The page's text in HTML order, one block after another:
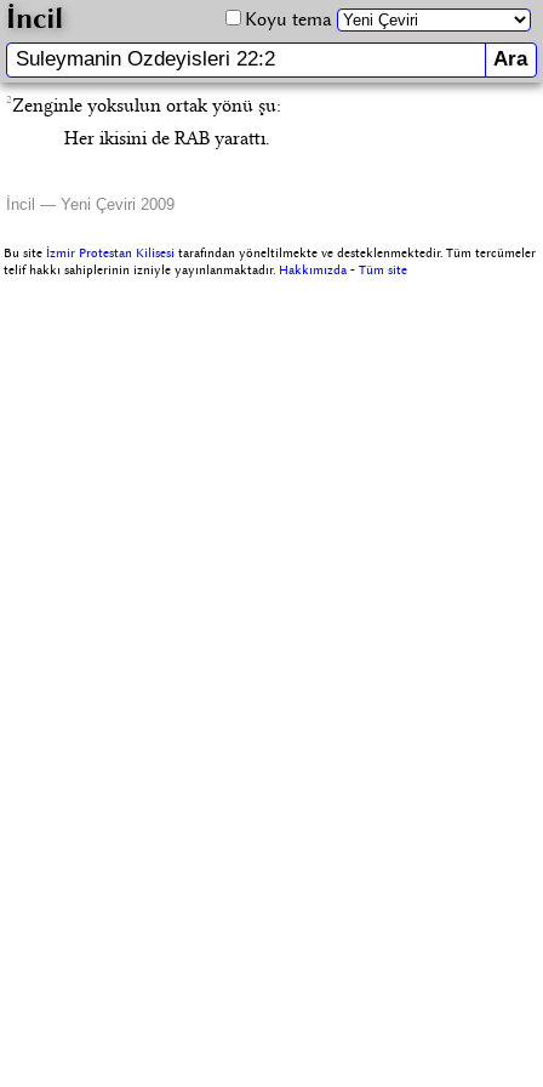
İncil Koyu tema
2Zenginle yoksulun ortak yönü şu:
Her ikisini de RAB yarattı.
İncil — Yeni Çeviri 2009
Bu site İzmir Protestan Kilisesi tarafından yöneltilmekte ve desteklenmektedir. Tüm tercümeler
telif hakkı sahiplerinin izniyle yayınlanmaktadır. Hakkımızda -Tüm site